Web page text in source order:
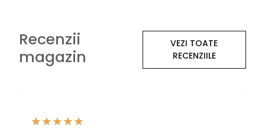
Recenzii
magazin
VEZI TOATE
RECENZIILE